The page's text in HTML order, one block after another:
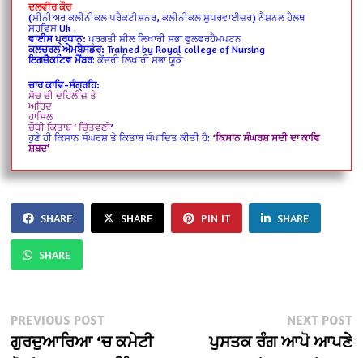
ਦਲਵੀਰ ਕੌਰ
(ਸੀਨੀਅਰ ਕਲੀਨੀਕਲ ਪਰੈਕਟੀਸ਼ਨਰ, ਕਲੀਨੀਕਲ ਸੁਪਰਵਾਈਜ਼ਰ) ਨੈਸ਼ਨਲ ਹੈਲਥ
ਸਰਵਿਸ Uk .
ਵਾਈਸ ਪ੍ਰਧਾਨ: ਪ੍ਰਗਤੀ ਸ਼ੀਲ ਲਿਖਾਰੀ ਸਭਾ ਵੁਲਵਰਹੈਮਪਟਨ
ਕਲਚਰਲ ਐਮਬੈਸਡਰ: Trained by Royal college of Nursing
ਇਗਜ਼ੈਕਟਿਵ ਮੈਂਬਰ: ਕੇਂਦਰੀ ਲਿਖਾਰੀ ਸਭਾ ਯੂਕੇ
ਚਾਰ ਕਾਵਿ-ਸੰਗ੍ਰਹਿ:
ਸੋਚ ਦੀ ਦਹਿਲੀਜ਼ ਤੇ
ਅਹਿਦ
ਹਾਸਿਲ
ਚੌਥੀ ਕਿਤਾਬ ‘ ਚਿੱਤਵਣੀ’
ਹੁਣੇ ਹੀ ਕਿਸਾਨ ਸੰਘਰਸ਼ ਤੇ ਕਿਤਾਬ ਸੰਪਾਦਿਤ ਕੀਤੀ ਹੈ: ‘ਕਿਸਾਨ ਸੰਘਰਸ਼ ਸਦੀ ਦਾ ਕਾਵਿ
ਸ਼ਬਦ’
SHARE SHARE PIN IT SHARE
SHARE
PREVIOUS POST
ਗੁਰਦੁਆਰਿਆ ‘ਚ ਕਮੇਟੀ
NEXT POST
ਪੁਸਤਕ ਰੰਗ ਆਪੋ ਆਪਣੇ